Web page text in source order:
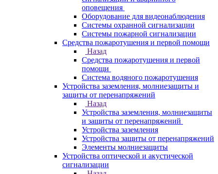
оповещения
Оборудование для видеонаблюдения
Системы охранной сигнализации
Системы пожарной сигнализации
Средства пожаротушения и первой помощи
Назад
Средства пожаротушения и первой
помощи
Система водяного пожаротушения
Устройства заземления, молниезащиты и
защиты от перенапряжений
Назад
Устройства заземления, молниезащиты
и защиты от перенапряжений
Устройства заземления
Устройства защиты от перенапряжений
Элементы молниезащиты
Устройства оптической и акустической
сигнализации